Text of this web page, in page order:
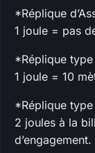
*Réplique
1 joule = pas
*Réplique
1 joule = 10
*Réplique type
2 joules à la
d’engagement.